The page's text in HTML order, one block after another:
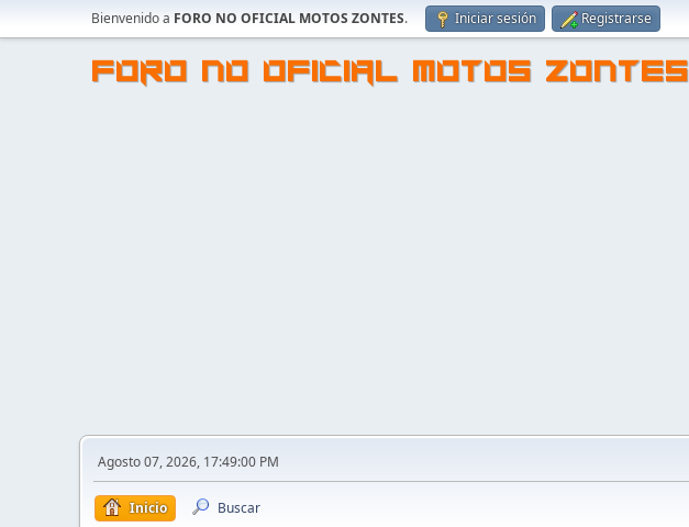
Bienvenido a FORO NO OFICIAL MOTOS ZONTES. Iniciar sesión Registrarse
FORO NO OFICIAL MOTOS ZONTES
Agosto 07, 2026, 17:49:00 PM
Inicio Buscar